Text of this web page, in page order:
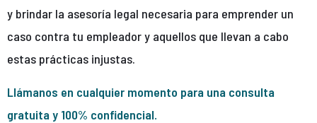
y brindar la asesoría legal necesaria para emprender un
caso contra tu empleador y aquellos que llevan a cabo
estas prácticas injustas.
Llámanos en cualquier momento para una consulta
gratuita y 100% confidencial.